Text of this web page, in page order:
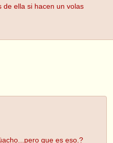
de ella si hacen un volas
que es eso.?